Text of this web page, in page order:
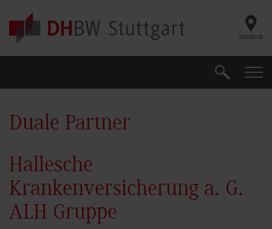
Skip to main content
Standorte
Suche
Duale Partner
Hallesche
Krankenversicherung a. G.
ALH Gruppe